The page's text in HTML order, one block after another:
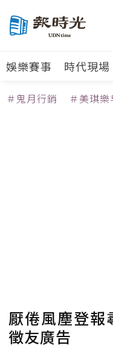
娛樂賽事 時代現場
＃鬼月行銷 ＃美琪樂
厭倦風塵登報
徵友廣告